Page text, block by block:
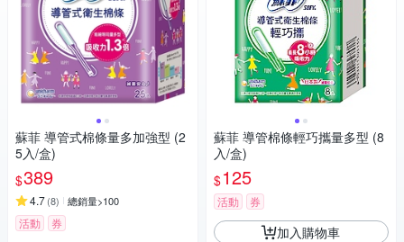
蘇菲 導管式棉條量多加強型 (2
5入/盒)
$389
4.7(8) 總銷量>100
活動 券
蘇菲 導管棉條輕巧攜量多型 (8
入/盒)
$125
活動 券
加入購物車